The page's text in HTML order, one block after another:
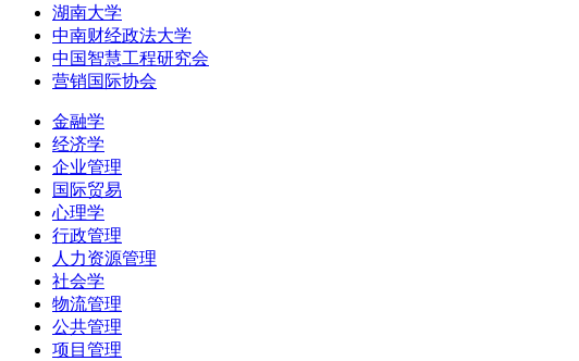
湖南大学
中南财经政法大学
中国智慧工程研究会
营销国际协会
金融学
经济学
企业管理
国际贸易
心理学
行政管理
人力资源管理
社会学
物流管理
公共管理
项目管理